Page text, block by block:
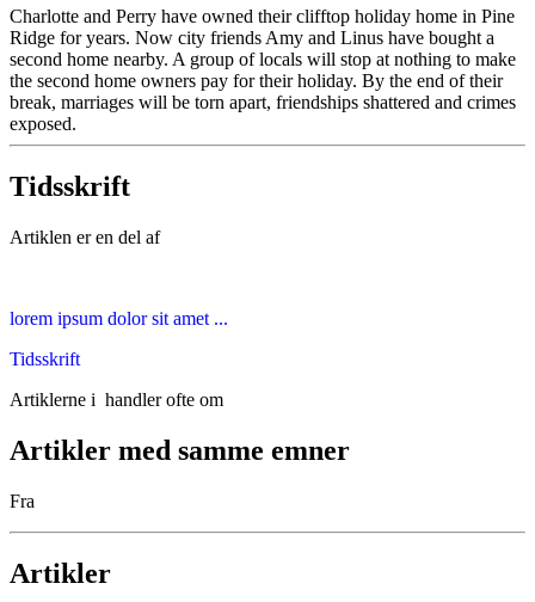
Charlotte and Perry have owned their clifftop holiday home in Pine
Ridge for years. Now city friends Amy and Linus have bought a
second home nearby. A group of locals will stop at nothing to make
the second home owners pay for their holiday. By the end of their
break, marriages will be torn apart, friendships shattered and crimes
exposed.
Tidsskrift
Artiklen er en del af
lorem ipsum dolor sit amet ...
Tidsskrift
Artiklerne i handler ofte om
Artikler med samme emner
Fra
Artikler